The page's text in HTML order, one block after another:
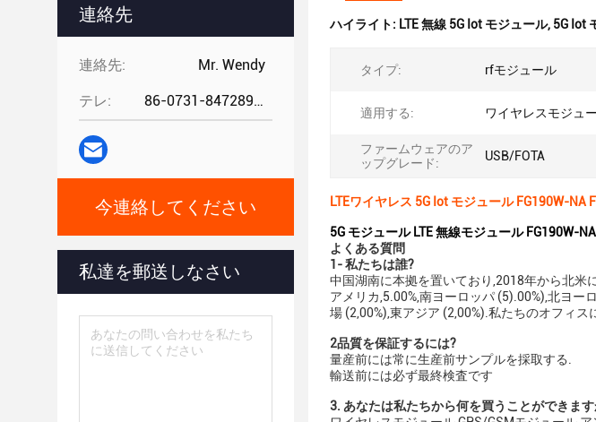
連絡先
連絡先: Mr. Wendy
テレ: 86-0731-84728962
今連絡してください
私達を郵送しなさい
ハイライト: LTE 無線 5G Iot モジュール, 5G Iot
タイプ: rfモジュール
適用する: ワイヤレスモジュ
ファームウェアのア
ップグレード:
USB/FOTA
LTEワイヤレス 5G Iot モジュール FG190W-
5G モジュール LTE 無線モジュール FG190W-
よくある質問
1- 私たちは誰?
中国湖南に本拠を置いており,2018年から北米
アメリカ,5.00%,南ヨーロッパ (5).00%),北ヨー
場 (2,00%),東アジア (2,00%).私たちのオフィス
2品質を保証するには?
量産前には常に生産前サンプルを採取する.
輸送前には必ず最終検査です
3. あなたは私たちから何を買うことができま